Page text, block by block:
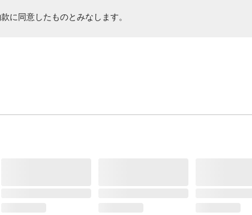
に同意したものとみなします。